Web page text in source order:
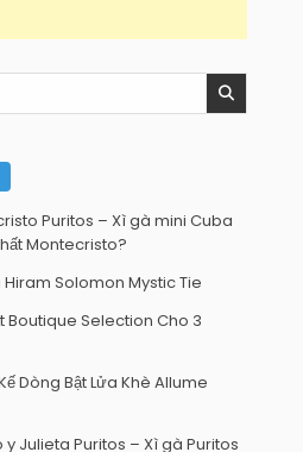
Puritos – Xì gà mini Cuba
Montecristo?
Hiram Solomon Mystic Tie
Boutique Selection Cho 3
Dòng Bật Lửa Khè Allume
Julieta Puritos – Xì gà Puritos